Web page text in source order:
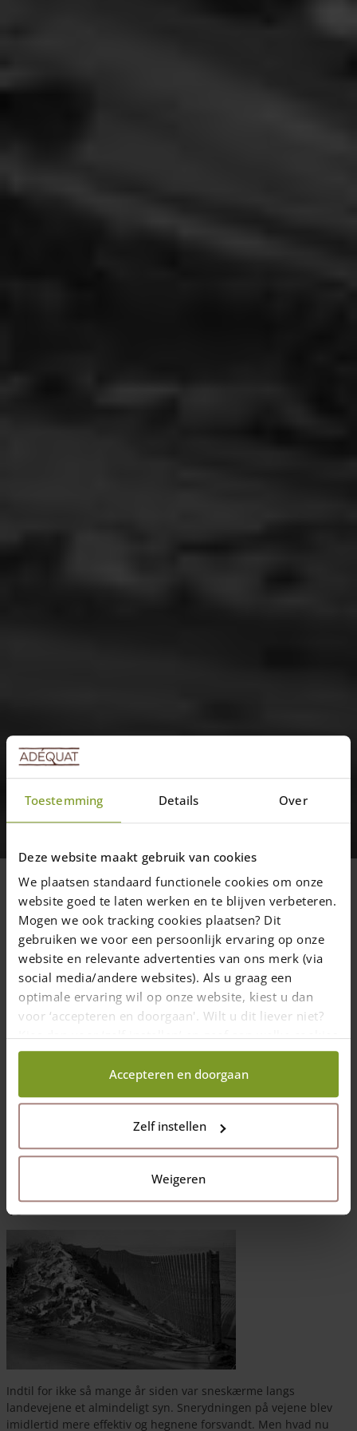
Toestemming Details Over
Deze website maakt gebruik van cookies
We plaatsen standaard functionele cookies om onze
website goed te laten werken en te blijven verbeteren.
Mogen we ook tracking cookies plaatsen? Dit
gebruiken we voor een persoonlijk ervaring op onze
website en relevante advertenties van ons merk (via
social media/andere websites). Als u graag een
optimale ervaring wil op onze website, kiest u dan
voor ‘accepteren en doorgaan'. Wilt u dit liever niet?
Kies dan voor ‘zelf instellen’ en geef aan welke cookies
wij wel mogen verzamelen.
Accepteren en doorgaan
Zelf instellen
Weigeren
Nyheder
Det alsidige franske
kastanjehegn
16 januar 2019 — Rachel
4 min read
Hvad kan jeg bruge etkastanjehegn til? Det er der mange svar
på, for der er snart sagt ikke den ting man ikke kan bruge et
kastanjehegn, også kaldet fransk fårehegn, til. Her kommer der
bare tre typiske anvendelsesmuligheder. Eller sagt på en anden
måde: Tre problemer løst i ét snuptag. Se her:
Undgå snerydning med et snehegn
Vinteren er over os, selv om vi ganske vist ikke endnu har fået
så store snemængder som i Alpernes sne-kaos. Men der skal
snerydning er besværligt og for meget saltning kan ødelægge
træer. Så hvad med at undgå hele dette hurlumhej, og så bare
sætte en sneskærm (et snehegn) op, der stopper sne og
fygesne?
Indtil for ikke så mange år siden var sneskærme langs
landevejene et almindeligt syn. Snerydningen på vejene blev
imidlertid mere effektiv og hegnene forsvandt. Men hvad nu